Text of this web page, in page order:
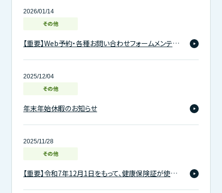
2026/01/14
その他
【重要】Web予約・各種お問い合わせフォームメンテナンスのお知らせ
2025/12/04
その他
年末年始休暇のお知らせ
2025/11/28
その他
【重要】令和7年12月1日をもって、健康保険証が使用できなくなります